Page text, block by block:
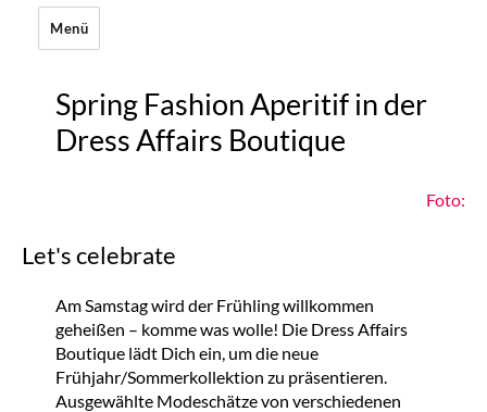
Menü
Spring Fashion Aperitif in der
Dress Affairs Boutique
Foto:
Let's celebrate
Am Samstag wird der Frühling willkommen
geheißen – komme was wolle! Die Dress Affairs
Boutique lädt Dich ein, um die neue
Frühjahr/Sommerkollektion zu präsentieren.
Ausgewählte Modeschätze von verschiedenen